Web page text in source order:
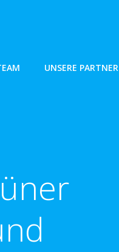
UNSERE PARTNER